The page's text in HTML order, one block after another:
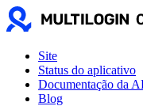
Site
Status do aplicativo
Documentação da
Blog